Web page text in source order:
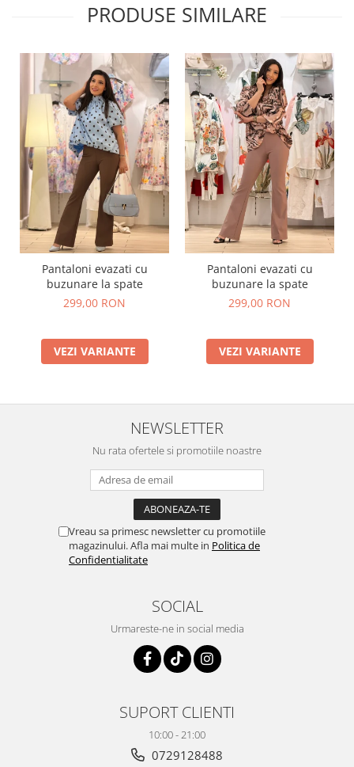
PRODUSE SIMILARE
Pantaloni evazati cu
buzunare la spate
299,00 RON
VEZI VARIANTE
Pantaloni evazati cu
buzunare la spate
299,00 RON
VEZI VARIANTE
NEWSLETTER
Nu rata ofertele si promotiile noastre
Vreau sa primesc newsletter cu promotiile
magazinului. Afla mai multe in Politica de
Confidentialitate
SOCIAL
Urmareste-ne in social media
SUPORT CLIENTI
10:00 - 21:00
0729128488